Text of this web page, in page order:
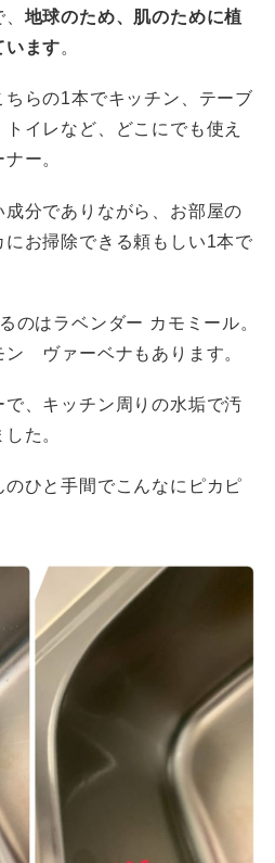
地球のため、肌のために植
ます。
らの1本でキッチン、テーブ
イレなど、どこにでも使え
ー。
分でありながら、お部屋の
お掃除できる頼もしい1本で
のはラベンダー カモミール。
ヴァーベナもあります。
、キッチン周りの水垢で汚
た。
ひと手間でこんなにピカピ